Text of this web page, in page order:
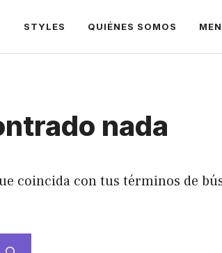
STYLES QUIÉNES SOMOS
nada
coincida con tus términos de